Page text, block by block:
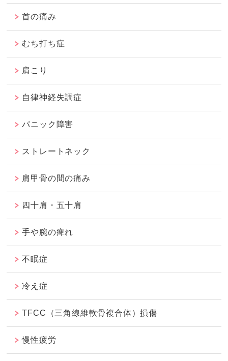
首の痛み
むち打ち症
肩こり
自律神経失調症
パニック障害
ストレートネック
肩甲骨の間の痛み
四十肩・五十肩
手や腕の痺れ
不眠症
冷え症
TFCC（三角線維軟骨複合体）損傷
慢性疲労